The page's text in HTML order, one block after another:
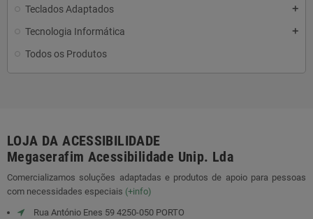
Teclados Adaptados add
Tecnologia Informática add
Todos os Produtos
LOJA DA ACESSIBILIDADE
Megaserafim Acessibilidade Unip. Lda
Comercializamos soluções adaptadas e produtos de apoio para pessoas
com necessidades especiais (+info)
Rua António Enes 59 4250-050 PORTO